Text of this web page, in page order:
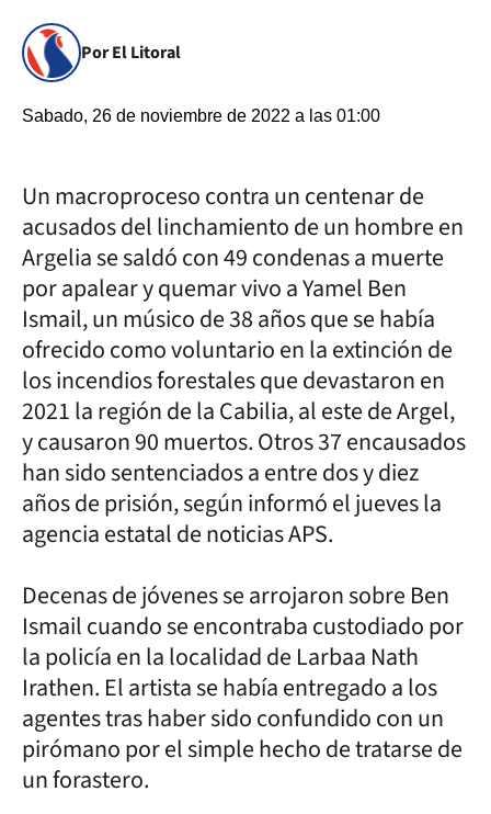
Por El Litoral
Sabado, 26 de noviembre de 2022 a las 01:00
Un macroproceso contra un centenar de
acusados del linchamiento de un hombre en
Argelia se saldó con 49 condenas a muerte
por apalear y quemar vivo a Yamel Ben
Ismail, un músico de 38 años que se había
ofrecido como voluntario en la extinción de
los incendios forestales que devastaron en
2021 la región de la Cabilia, al este de Argel,
y causaron 90 muertos. Otros 37 encausados
han sido sentenciados a entre dos y diez
años de prisión, según informó el jueves la
agencia estatal de noticias APS.
Decenas de jóvenes se arrojaron sobre Ben
Ismail cuando se encontraba custodiado por
la policía en la localidad de Larbaa Nath
Irathen. El artista se había entregado a los
agentes tras haber sido confundido con un
pirómano por el simple hecho de tratarse de
un forastero.